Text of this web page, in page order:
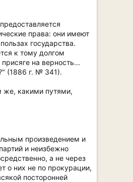
права: они имеют
государства.
к тому долгом
на верность...
(1886 г. № 341).
же, какими путями,
произведением и
и неизбежно
а не через
о них не по прокурации,
посторонней